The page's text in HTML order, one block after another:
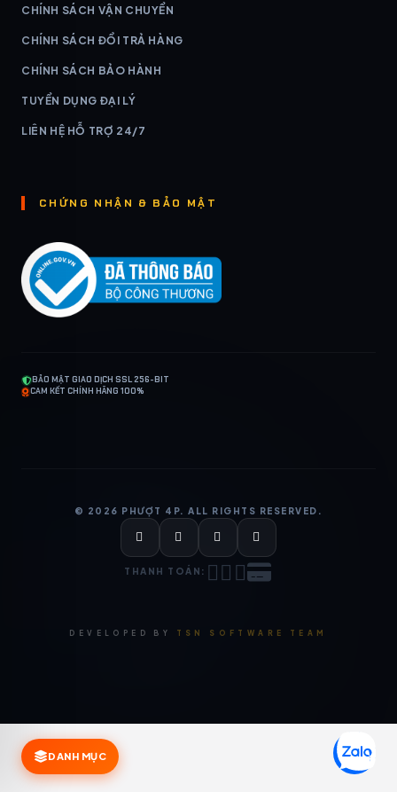
TRANSLATE WEBSITE?
Select your language for a better shopping
CHÍNH SÁCH VẬN CHUYỂN
CHÍNH SÁCH ĐỔI TRẢ HÀNG
CHÍNH SÁCH BẢO HÀNH
TUYỂN DỤNG ĐẠI LÝ
LIÊN HỆ HỖ TRỢ 24/7
CHỨNG NHẬN & BẢO MẬT
BẢO MẬT GIAO DỊCH SSL 256-BIT
CAM KẾT CHÍNH HÃNG 100%
© 2026 PHƯỢT 4P. ALL RIGHTS RESERVED.
THANH TOÁN:
DEVELOPED BY TSN SOFTWARE TEAM
DANH MỤC